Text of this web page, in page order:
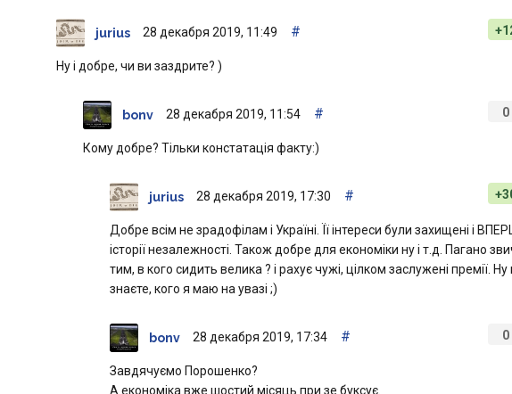
jurius 28 декабря 2019, 11:49 #
Ну і добре, чи ви заздрите? )
0
bonv 28 декабря 2019, 11:54 #
Кому добре? Тільки констатація факту:)
jurius 28 декабря 2019, 17:30 #
Добре всім не зрадофілам і Україні. Її інтереси були захищені і
історії незалежності. Також добре для економіки ну і т.д. Пагано
тим, в кого сидить велика ? і рахує чужі, цілком заслужені премії. Ну
знаєте, кого я маю на увазі ;)
0
bonv 28 декабря 2019, 17:34 #
Завдячуємо Порошенко?
А економіка вже шостий місяць при зе буксує.